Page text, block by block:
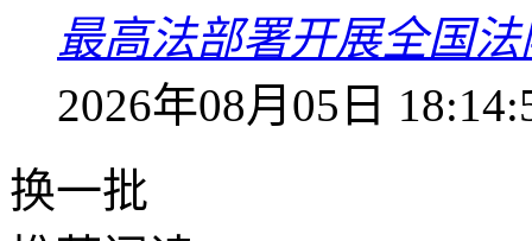
最高法部署开展全国
2026年08月05日
换一批